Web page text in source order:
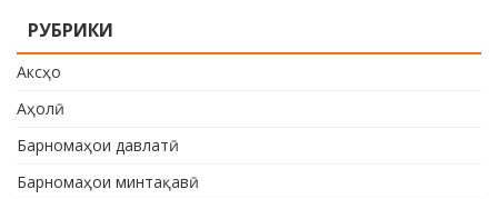
РУБРИКИ
Аксҳо
Аҳолӣ
Барномаҳои давлатӣ
Барномаҳои минтақавӣ